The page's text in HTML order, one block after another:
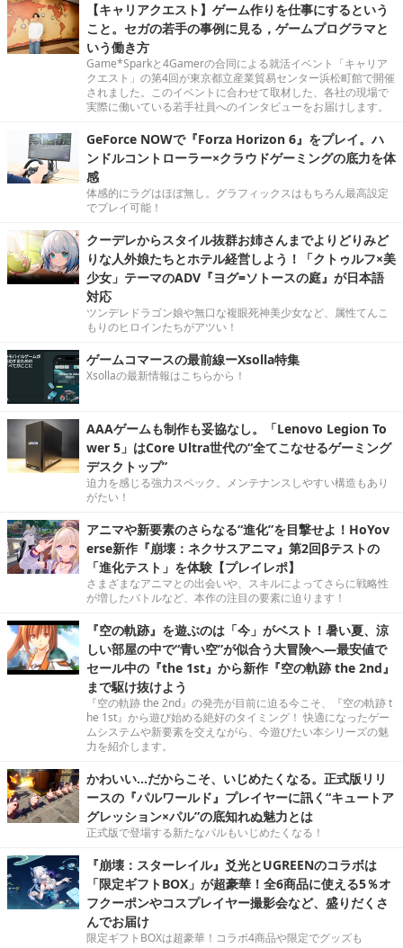
【キャリアクエスト】ゲーム作りを仕事にするという
こと。セガの若手の事例に見る，ゲームプログラマと
いう働き方
Game*Sparkと4Gamerの合同による就活イベント「キャリア
クエスト」の第4回が東京都立産業貿易センター浜松町館で開催
されました。このイベントに合わせて取材した、各社の現場で
実際に働いている若手社員へのインタビューをお届けします。
GeForce NOWで『Forza Horizon 6』をプレイ。ハ
ンドルコントローラー×クラウドゲーミングの底力を体
感
体感的にラグはほぼ無し。グラフィックスはもちろん最高設定
でプレイ可能！
クーデレからスタイル抜群お姉さんまでよりどりみど
りな人外娘たちとホテル経営しよう！「クトゥルフ×美
少女」テーマのADV『ヨグ=ソトースの庭』が日本語
対応
ツンデレドラゴン娘や無口な複眼死神美少女など、属性てんこ
もりのヒロインたちがアツい！
ゲームコマースの最前線ーXsolla特集
Xsollaの最新情報はこちらから！
AAAゲームも制作も妥協なし。「Lenovo Legion To
wer 5」はCore Ultra世代の“全てこなせるゲーミング
デスクトップ”
迫力を感じる強力スペック。メンテナンスしやすい構造もあり
がたい！
アニマや新要素のさらなる“進化”を目撃せよ！HoYov
erse新作『崩壊：ネクサスアニマ』第2回βテストの
「進化テスト」を体験【プレイレポ】
さまざまなアニマとの出会いや、スキルによってさらに戦略性
が増したバトルなど、本作の注目の要素に迫ります！
『空の軌跡』を遊ぶのは「今」がベスト！暑い夏、涼
しい部屋の中で“青い空”が似合う大冒険へ―最安値で
セール中の『the 1st』から新作『空の軌跡 the 2nd』
まで駆け抜けよう
『空の軌跡 the 2nd』の発売が目前に迫る今こそ、『空の軌跡 t
he 1st』から遊び始める絶好のタイミング！ 快適になったゲー
ムシステムや新要素を交えながら、今遊びたい本シリーズの魅
力を紹介します。
かわいい…だからこそ、いじめたくなる。正式版リリ
ースの『パルワールド』プレイヤーに訊く“キュートア
グレッション×パル”の底知れぬ魅力とは
正式版で登場する新たなパルもいじめたくなる！
『崩壊：スターレイル』爻光とUGREENのコラボは
「限定ギフトBOX」が超豪華！全6商品に使える5％オ
フクーポンやコスプレイヤー撮影会など、盛りだくさ
んでお届け
限定ギフトBOXは超豪華！コラボ4商品や限定でグッズも